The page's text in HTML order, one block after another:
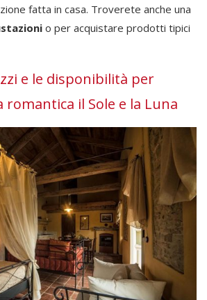
fatta in casa. Troverete anche una
o per acquistare prodotti tipici
e le disponibilità per
romantica il Sole e la Luna